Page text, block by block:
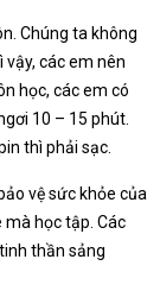
Chúng ta không
vậy, các em nên
học, các em có
10 – 15 phút.
thì phải sạc.
vệ sức khỏe của
mà học tập. Các
thần sảng